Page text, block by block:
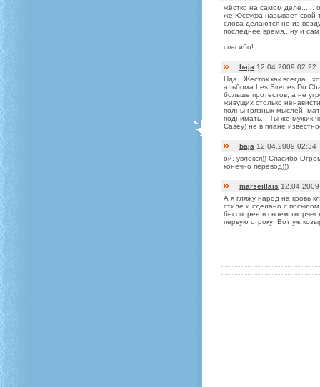
жёстко на самом деле......
же Юссуфа называет свой
слова делаются не из
последнее время...ну и сам
спасибо!
baja 12.04.2009 02:22
Нда.. Жесток как всегда..
альбома Les Sirenes Du
больше протестов, а не
живущих столько
полны грязных мыслей,
поднимать... Ты же мужик
Casey) не в плане
baja 12.04.2009 02:34
ой, увлекся)) Спасибо
конечно перевод)))
marseillais
А я гляжу народ на кровь
стиле и сделано с
бесспорен в своем
первую строку! Вот уж